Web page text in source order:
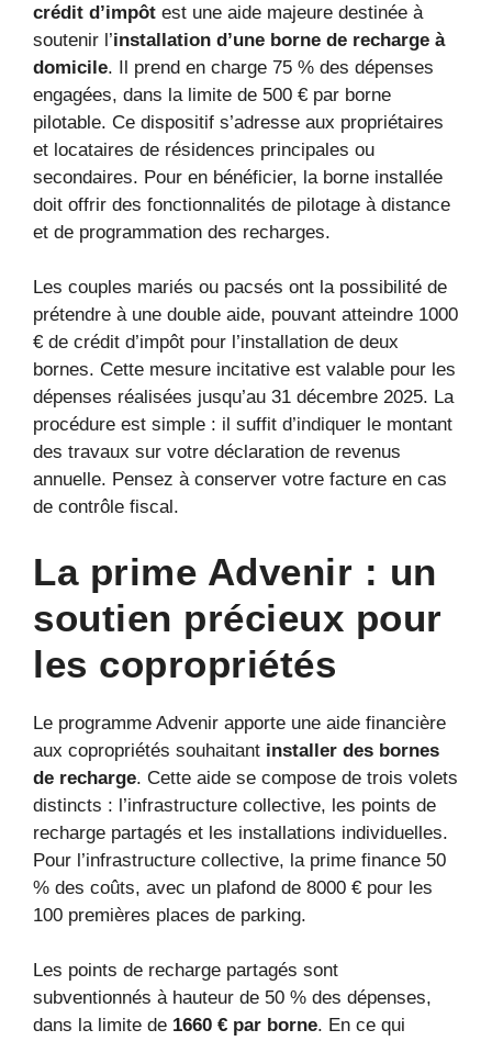
crédit d’impôt est une aide majeure destinée à
soutenir l’installation d’une borne de recharge à
domicile. Il prend en charge 75 % des dépenses
engagées, dans la limite de 500 € par borne
pilotable. Ce dispositif s’adresse aux propriétaires
et locataires de résidences principales ou
secondaires. Pour en bénéficier, la borne installée
doit offrir des fonctionnalités de pilotage à distance
et de programmation des recharges.
Les couples mariés ou pacsés ont la possibilité de
prétendre à une double aide, pouvant atteindre 1000
€ de crédit d’impôt pour l’installation de deux
bornes. Cette mesure incitative est valable pour les
dépenses réalisées jusqu’au 31 décembre 2025. La
procédure est simple : il suffit d’indiquer le montant
des travaux sur votre déclaration de revenus
annuelle. Pensez à conserver votre facture en cas
de contrôle fiscal.
La prime Advenir : un
soutien précieux pour
les copropriétés
Le programme Advenir apporte une aide financière
aux copropriétés souhaitant installer des bornes
de recharge. Cette aide se compose de trois volets
distincts : l’infrastructure collective, les points de
recharge partagés et les installations individuelles.
Pour l’infrastructure collective, la prime finance 50
% des coûts, avec un plafond de 8000 € pour les
100 premières places de parking.
Les points de recharge partagés sont
subventionnés à hauteur de 50 % des dépenses,
dans la limite de 1660 € par borne. En ce qui